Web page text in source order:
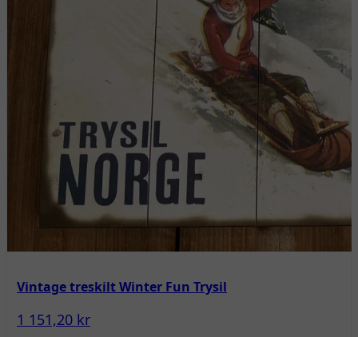
Vintage treskilt Winter Fun Trysil
1 151,20 kr